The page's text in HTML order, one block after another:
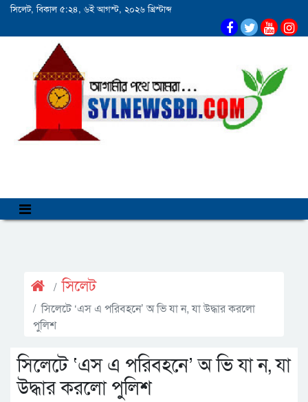
সিলেট, বিকাল ৫:২৪, ৬ই আগস্ট, ২০২৬ খ্রিস্টাব্দ
সিলেট
সিলেটে ‘এস এ পরিবহনে’ অ ভি যা ন, যা উদ্ধার করলো
পুলিশ
সিলেটে ‘এস এ পরিবহনে’ অ ভি যা ন, যা
উদ্ধার করলো পুলিশ